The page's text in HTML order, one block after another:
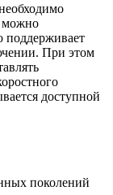
можно
поддерживает
При этом
доступной
поколений